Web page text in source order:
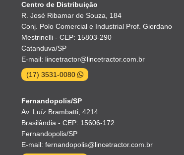
Centro de Distribuição
R. José Ribamar de Souza, 184
Conj. Polo Comercial e Industrial Prof. Giordano
Mestrinelli - CEP: 15803-290
Catanduva/SP
E-mail: lincetractor@lincetractor.com.br
(17) 3531-0080
Fernandopolis/SP
Av. Luíz Brambatti, 4214
Brasilândia - CEP: 15606-172
Fernandopolis/SP
E-mail: fernandopolis@lincetractor.com.br